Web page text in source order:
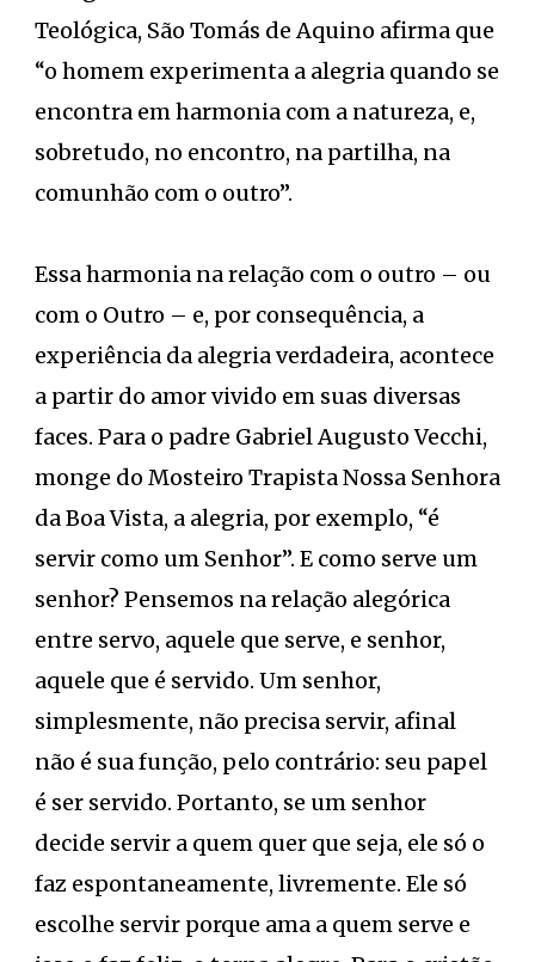
Teológica, São Tomás de Aquino afirma que
“o homem experimenta a alegria quando se
encontra em harmonia com a natureza, e,
sobretudo, no encontro, na partilha, na
comunhão com o outro”.
Essa harmonia na relação com o outro – ou
com o Outro – e, por consequência, a
experiência da alegria verdadeira, acontece
a partir do amor vivido em suas diversas
faces. Para o padre Gabriel Augusto Vecchi,
monge do Mosteiro Trapista Nossa Senhora
da Boa Vista, a alegria, por exemplo, “é
servir como um Senhor”. E como serve um
senhor? Pensemos na relação alegórica
entre servo, aquele que serve, e senhor,
aquele que é servido. Um senhor,
simplesmente, não precisa servir, afinal
não é sua função, pelo contrário: seu papel
é ser servido. Portanto, se um senhor
decide servir a quem quer que seja, ele só o
faz espontaneamente, livremente. Ele só
escolhe servir porque ama a quem serve e